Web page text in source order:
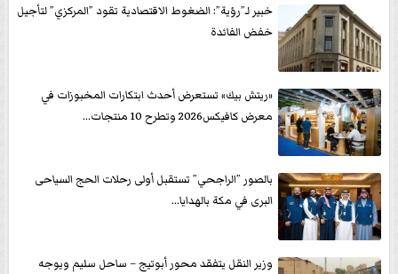
خبير لـ”رؤية”: الضغوط الاقتصادية تقود ”المركزي” لتأجيل
خفض الفائدة
«ريتش بيك» تستعرض أحدث ابتكارات المخبوزات في
معرض كافيكس2026 وتطرح 10 منتجات...
بالصور ”الراجحي” تستقبل أولى رحلات الحج السياحى
البرى في مكة بالهدايا...
وزير النقل يتفقد محور أبوتيج – ساحل سليم ويوجه